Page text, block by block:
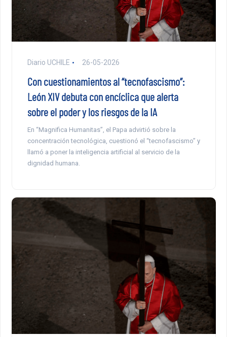
Diario UCHILE 26-05-2026
Con cuestionamientos al “tecnofascismo”:
León XIV debuta con encíclica que alerta
sobre el poder y los riesgos de la IA
En “Magnifica Humanitas”, el Papa advirtió sobre la
concentración tecnológica, cuestionó el “tecnofascismo” y
llamó a poner la inteligencia artificial al servicio de la
dignidad humana.